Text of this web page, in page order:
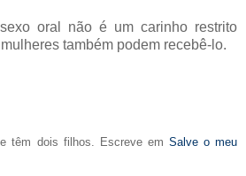
oral não é um carinho restrito
também podem recebê-lo.
têm dois filhos. Escreve em Salve o meu